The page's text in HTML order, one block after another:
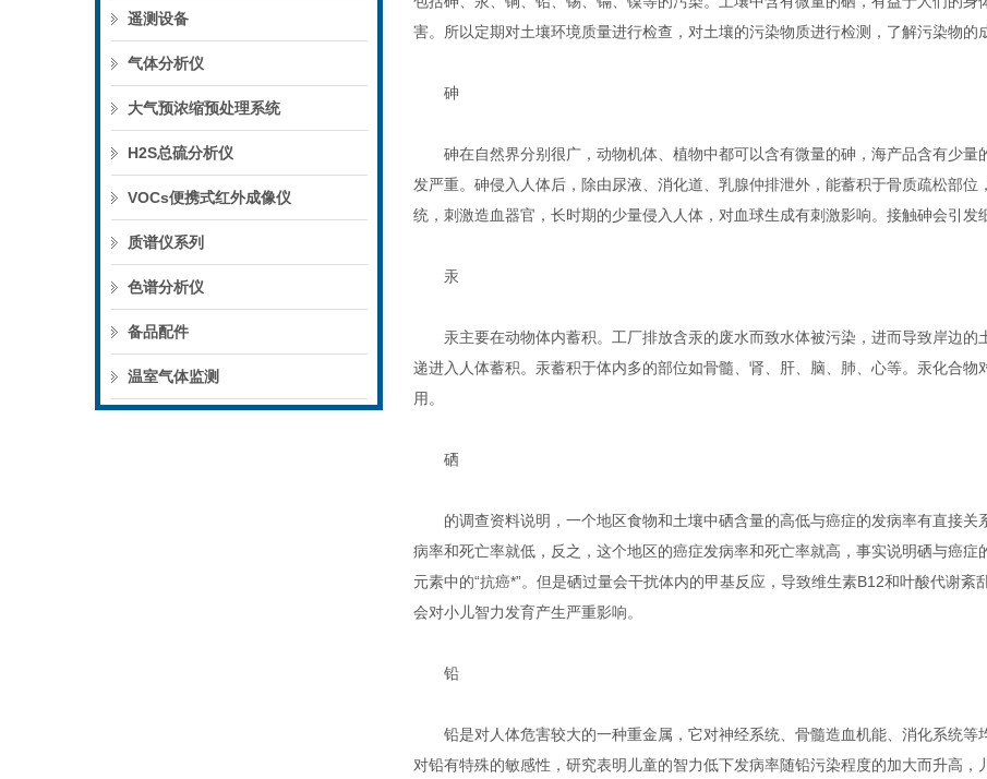
遥测设备
气体分析仪
大气预浓缩预处理系统
H2S总硫分析仪
VOCs便携式红外成像仪
质谱仪系列
色谱分析仪
备品配件
温室气体监测
害。所以定期对土壤环境质量进行检查，对土壤的污染物质进行检测，了解污染物的
砷
砷在自然界分别很广，动物机体、植物中都可以含有微量的砷，海产品含有少量
发严重。砷侵入人体后，除由尿液、消化道、乳腺仲排泄外，能蓄积于骨质疏松部
统，刺激造血器官，长时期的少量侵入人体，对血球生成有刺激影响。接触砷会引发
汞
汞主要在动物体内蓄积。工厂排放含汞的废水而致水体被污染，进而导致岸边的
递进入人体蓄积。汞蓄积于体内多的部位如骨髓、肾、肝、脑、肺、心等。汞化合
用。
硒
的调查资料说明，一个地区食物和土壤中硒含量的高低与癌症的发病率有直接关
病率和死亡率就低，反之，这个地区的癌症发病率和死亡率就高，事实说明硒与癌
元素中的“抗癌*”。但是硒过量会干扰体内的甲基反应，导致维生素B12和叶酸代谢
会对小儿智力发育产生严重影响。
铅
铅是对人体危害较大的一种重金属，它对神经系统、骨髓造血机能、消化系统等
对铅有特殊的敏感性，研究表明儿童的智力低下发病率随铅污染程度的加大而升高